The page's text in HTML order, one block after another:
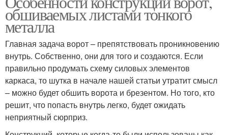
обшиваемых листами тонкого
металла
Главная задача ворот – препятствовать проникновению
внутрь. Собственно, они для того и создаются. Если
правильно продумать схему силовых элементов
каркаса, то шутка в начале нашей статьи утратит смысл
– можно будет обшить ворота и брезентом. Но того, кто
решит, что попасть внутрь легко, будет ожидать
неприятный сюрприз.